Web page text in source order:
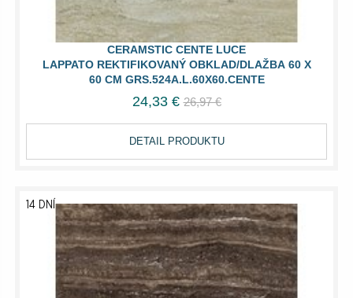
CERAMSTIC CENTE LUCE
LAPPATO REKTIFIKOVANÝ OBKLAD/DLAŽBA 60 X
60 CM GRS.524A.L.60X60.CENTE
24,33 € 26,97 €
DETAIL PRODUKTU
14 DNÍ